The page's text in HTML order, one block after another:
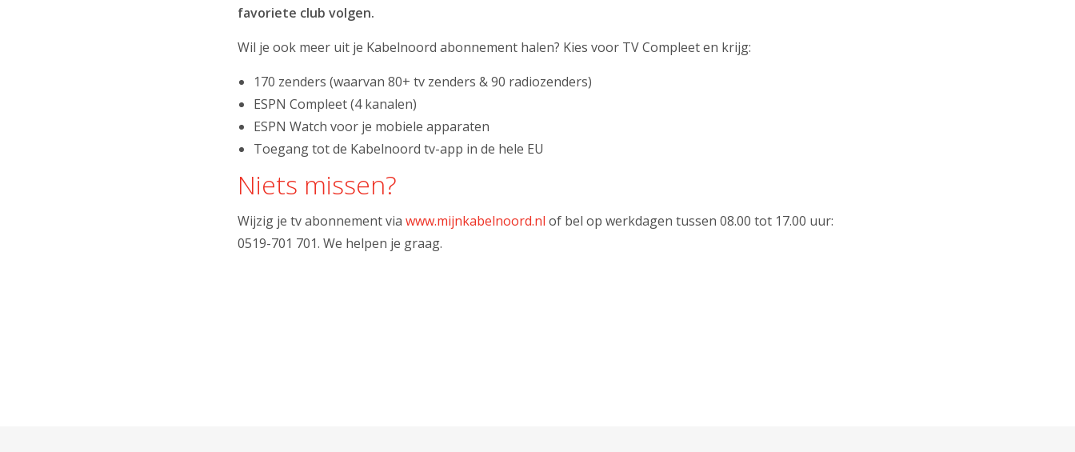
favoriete club volgen.
Wil je ook meer uit je Kabelnoord abonnement halen? Kies voor TV Compleet en krijg:
170 zenders (waarvan 80+ tv zenders & 90 radiozenders)
ESPN Compleet (4 kanalen)
ESPN Watch voor je mobiele apparaten
Toegang tot de Kabelnoord tv-app in de hele EU
Niets missen?
Wijzig je tv abonnement via www.mijnkabelnoord.nl of bel op werkdagen tussen 08.00 tot 17.00 uur:
0519-701 701. We helpen je graag.